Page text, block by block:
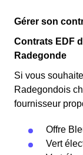
Gérer son
Contrats EDF
Radegonde
Si vous
Radegondois
fournisseur
Offre
Vert